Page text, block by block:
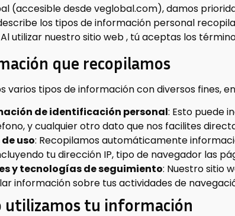
(accesible desde veglobal.com), damos
los tipos de información personal
utilizar nuestro sitio web , tú aceptas los
que recopilamos
varios tipos de información con diversos fines,
de identificación personal: Esto puede
y cualquier otro dato que nos facilites
uso: Recopilamos automáticamente
tu dirección IP, tipo de navegador las
y tecnologías de seguimiento: Nuestro sitio
información sobre tus actividades de
utilizamos tu información